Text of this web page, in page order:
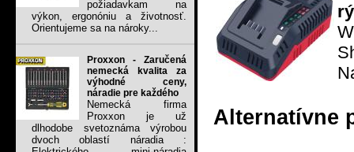
požiadavkam na
výkon, ergonóniu a životnosť.
Orientujeme sa na nároky...
Proxxon - Zaručená
nemecká kvalita za
výhodné ceny,
náradie pre každého
Nemecká firma
Proxxon je už
dlhodobe svetoznáma výrobou
dvoch oblastí náradia :
Alternatívne